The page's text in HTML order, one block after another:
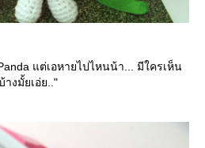
แต่เอหายไปไหนน้า... มีใครเห็น
างมั้ยเอ่ย.."